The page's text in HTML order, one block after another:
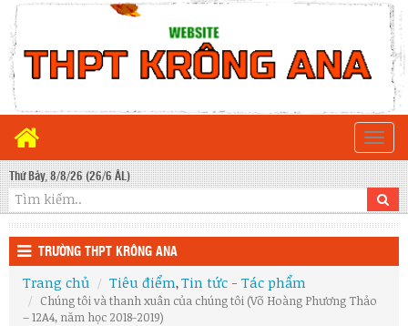
Thứ Bảy, 8/8/26 (26/6 ÂL)
TRƯỜNG THPT KRÔNG ANA
Trang chủ Tiêu điểm,Tin tức - Tác phẩm
Chúng tôi và thanh xuân của chúng tôi (Võ Hoàng Phương Thảo
– 12A4, năm học 2018-2019)